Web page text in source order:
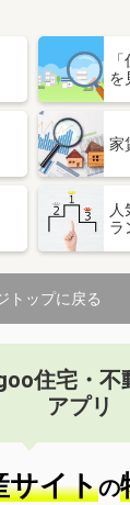
を
家
人
ラ
トップに戻る
住宅・不
アプリ
サイトの